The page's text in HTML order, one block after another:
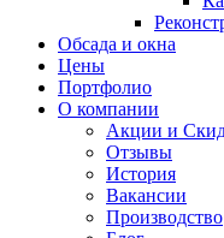
Обсада и окна
Цены
Портфолио
О компании
Акции и
Отзывы
История
Вакансии
Производство